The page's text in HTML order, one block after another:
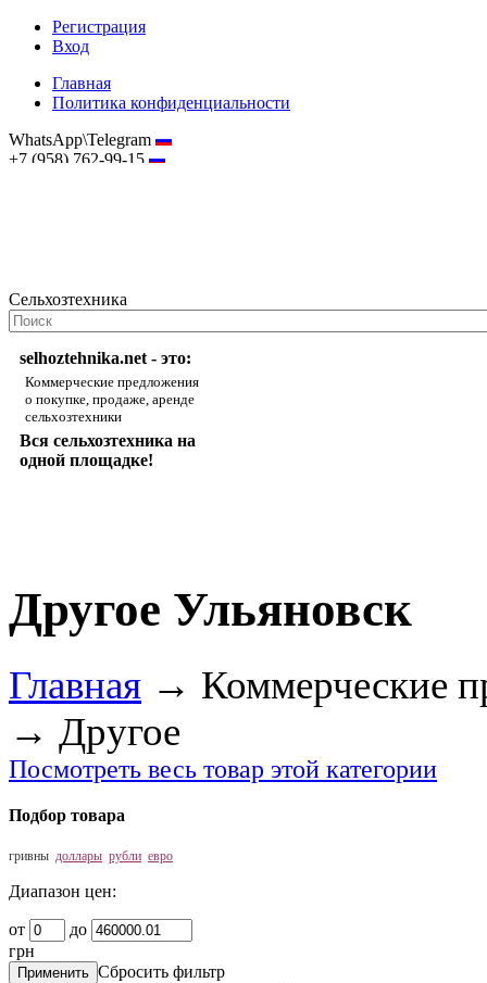
Регистрация
Вход
Главная
Политика конфиденциальности
WhatsApp\Telegram
+7 (958) 762-99-15
Сельхозтехника
selhoztehnika.net - это:
Коммерческие предложения
о покупке, продаже, аренде
сельхозтехники
Вся сельхозтехника на
одной площадке!
Другое Ульяновск
Главная → Коммерческие
→ Другое
Посмотреть весь товар этой категории
Подбор товара
гривны доллары рубли евро
Диапазон цен:
от
до
грн
Сбросить фильтр